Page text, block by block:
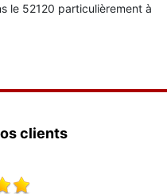
le 52120 particulièrement à
clients